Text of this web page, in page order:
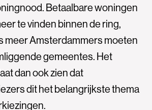
Betaalbare woningen
te vinden binnen de ring,
meer Amsterdammers moeten
gemeentes. Het
dan ook zien dat
dit het belangrijkste thema